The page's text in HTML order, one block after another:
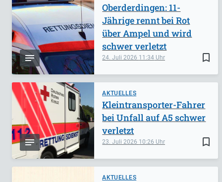
bookmark_border
24. Juli 2026 11:34
Oberderdingen: 11-
Jährige rennt bei Rot
über Ampel und wird
schwer verletzt
AKTUELLES
bookmark_border
23. Juli 2026 10:26
Kleintransporter-Fahrer
bei Unfall auf A5 schwer
verletzt
AKTUELLES